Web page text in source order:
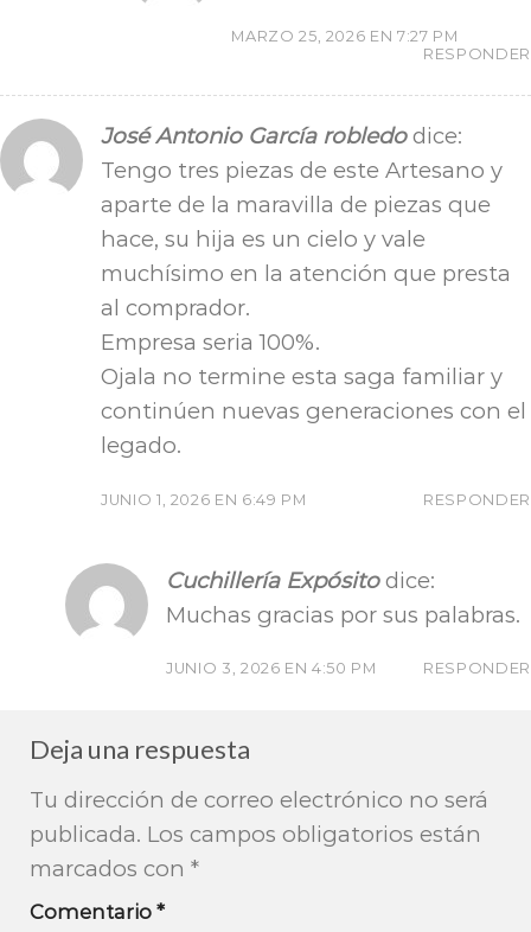
MARZO 25, 2026 EN 7:27 PM
RESPONDER
José Antonio García robledo dice:
Tengo tres piezas de este Artesano y
aparte de la maravilla de piezas que
hace, su hija es un cielo y vale
muchísimo en la atención que presta
al comprador.
Empresa seria 100%.
Ojala no termine esta saga familiar y
continúen nuevas generaciones con el
legado.
JUNIO 1, 2026 EN 6:49 PM RESPONDER
Cuchillería Expósito dice:
Muchas gracias por sus palabras.
JUNIO 3, 2026 EN 4:50 PM RESPONDER
Deja una respuesta
Tu dirección de correo electrónico no será
publicada. Los campos obligatorios están
marcados con *
Comentario *